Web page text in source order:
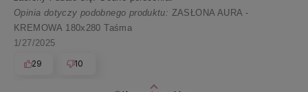
Opinia dotyczy podobnego produktu: ZASŁONA AURA -
KREMOWA 180x280 Taśma
1/27/2025
29
10